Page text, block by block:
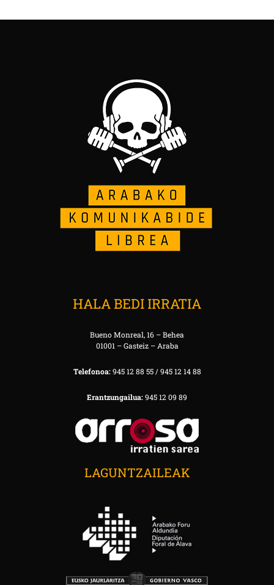
HALA BEDI IRRATIA
Bueno Monreal, 16 – Behea
01001 – Gasteiz – Araba
Telefonoa:945 12 88 55 / 945 12 14 88
Erantzungailua:945 12 09 89
LAGUNTZAILEAK